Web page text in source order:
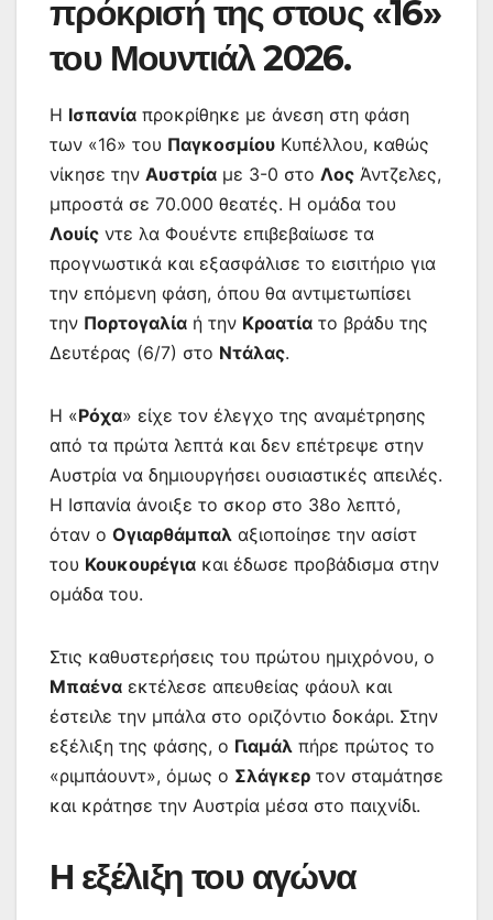
πρόκρισή της στους «16»
του Μουντιάλ 2026.
Η Ισπανία προκρίθηκε με άνεση στη φάση
των «16» του Παγκοσμίου Κυπέλλου, καθώς
νίκησε την Αυστρία με 3-0 στο Λος Άντζελες,
μπροστά σε 70.000 θεατές. Η ομάδα του
Λουίς ντε λα Φουέντε επιβεβαίωσε τα
προγνωστικά και εξασφάλισε το εισιτήριο για
την επόμενη φάση, όπου θα αντιμετωπίσει
την Πορτογαλία ή την Κροατία το βράδυ της
Δευτέρας (6/7) στο Ντάλας.
Η «Ρόχα» είχε τον έλεγχο της αναμέτρησης
από τα πρώτα λεπτά και δεν επέτρεψε στην
Αυστρία να δημιουργήσει ουσιαστικές απειλές.
Η Ισπανία άνοιξε το σκορ στο 38ο λεπτό,
όταν ο Ογιαρθάμπαλ αξιοποίησε την ασίστ
του Κουκουρέγια και έδωσε προβάδισμα στην
ομάδα του.
Στις καθυστερήσεις του πρώτου ημιχρόνου, ο
Μπαένα εκτέλεσε απευθείας φάουλ και
έστειλε την μπάλα στο οριζόντιο δοκάρι. Στην
εξέλιξη της φάσης, ο Γιαμάλ πήρε πρώτος το
«ριμπάουντ», όμως ο Σλάγκερ τον σταμάτησε
και κράτησε την Αυστρία μέσα στο παιχνίδι.
Η εξέλιξη του αγώνα